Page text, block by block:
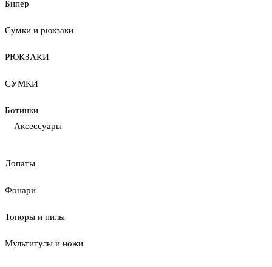
Бипер
Сумки и рюкзаки
РЮКЗАКИ
СУМКИ
Ботинки
Аксессуары
Лопаты
Фонари
Топоры и пилы
Мультитулы и ножи